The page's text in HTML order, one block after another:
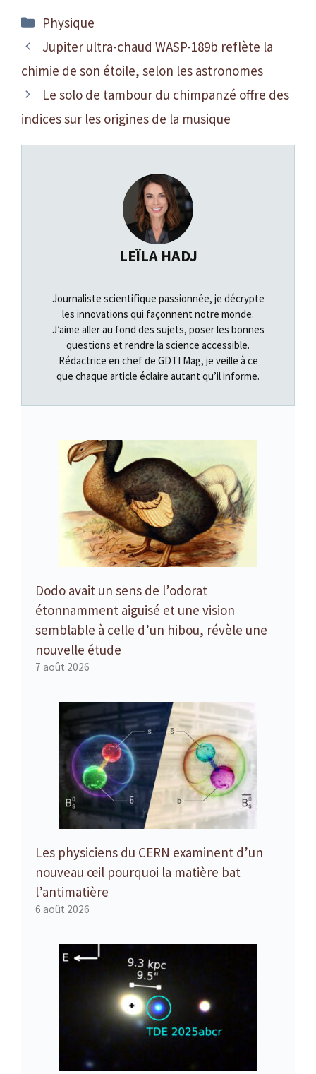
Catégories
Physique
Jupiter ultra-chaud WASP-189b reflète la
chimie de son étoile, selon les astronomes
Le solo de tambour du chimpanzé offre des
indices sur les origines de la musique
LEÏLA HADJ
Journaliste scientifique passionnée, je décrypte
les innovations qui façonnent notre monde.
J’aime aller au fond des sujets, poser les bonnes
questions et rendre la science accessible.
Rédactrice en chef de GDTI Mag, je veille à ce
que chaque article éclaire autant qu’il informe.
Dodo avait un sens de l’odorat
étonnamment aiguisé et une vision
semblable à celle d’un hibou, révèle une
nouvelle étude
7 août 2026
Les physiciens du CERN examinent d’un
nouveau œil pourquoi la matière bat
l’antimatière
6 août 2026